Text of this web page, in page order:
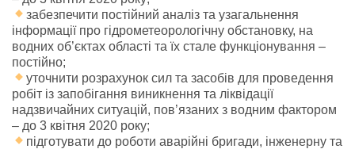
забезпечити постійний аналіз та узагальнення
інформації про гідрометеорологічну обстановку, на
водних об’єктах області та їх стале функціонування –
постійно;
уточнити розрахунок сил та засобів для проведення
робіт із запобігання виникнення та ліквідації
надзвичайних ситуацій, пов’язаних з водним фактором
– до 3 квітня 2020 року;
підготувати до роботи аварійні бригади, інженерну та